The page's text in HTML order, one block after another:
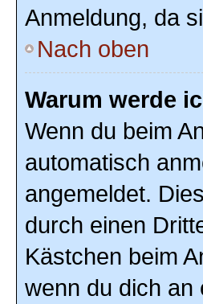
Anmeldung, da
Nach oben
Warum werde
Wenn du beim
automatisch
angemeldet.
durch einen
Kästchen beim
wenn du dich an